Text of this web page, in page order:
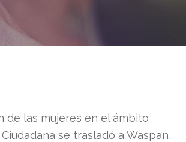
de las mujeres en el ámbito
se trasladó a Waspan,